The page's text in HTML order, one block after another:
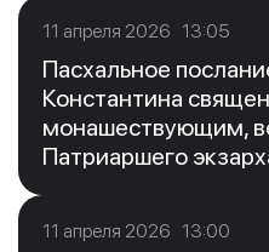
11 апреля 2026 13:05
Пасхальное
Константина
монашествующим,
Патриаршего
11 апреля 2026 13:00